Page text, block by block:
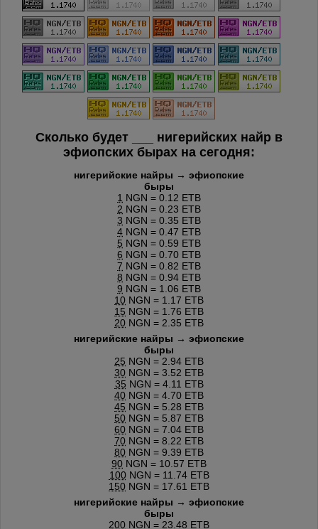
Сколько будет
нигерийских найр в
эфиопских бырах на сегодня:
нигерийские найры → эфиопские
быры
1 NGN = 0.12 ETB
2 NGN = 0.23 ETB
3 NGN = 0.35 ETB
4 NGN = 0.47 ETB
5 NGN = 0.59 ETB
6 NGN = 0.70 ETB
7 NGN = 0.82 ETB
8 NGN = 0.94 ETB
9 NGN = 1.06 ETB
10 NGN = 1.17 ETB
15 NGN = 1.76 ETB
20 NGN = 2.35 ETB
нигерийские найры → эфиопские
быры
25 NGN = 2.94 ETB
30 NGN = 3.52 ETB
35 NGN = 4.11 ETB
40 NGN = 4.70 ETB
45 NGN = 5.28 ETB
50 NGN = 5.87 ETB
60 NGN = 7.04 ETB
70 NGN = 8.22 ETB
80 NGN = 9.39 ETB
90 NGN = 10.57 ETB
100NGN = 11.74 ETB
150 NGN = 17.61 ETB
нигерийские найры → эфиопские
быры
200 NGN = 23.48 ETB